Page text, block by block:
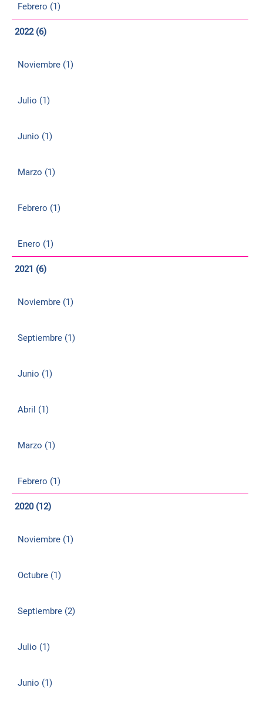
Febrero (1)
2022 (6)
Noviembre (1)
Julio (1)
Junio (1)
Marzo (1)
Febrero (1)
Enero (1)
2021 (6)
Noviembre (1)
Septiembre (1)
Junio (1)
Abril (1)
Marzo (1)
Febrero (1)
2020 (12)
Noviembre (1)
Octubre (1)
Septiembre (2)
Julio (1)
Junio (1)